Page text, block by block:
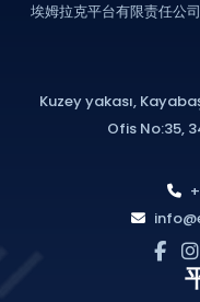
埃姆拉克平台有限责任公
Kuzey yakası,
Ofis No:35,